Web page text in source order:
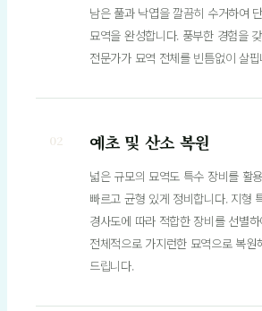
남은 풀과 낙엽을 깔끔히 수거하여
묘역을 완성합니다. 풍부한 경험을
전문가가 묘역 전체를 빈틈없이 살
02 예초 및 산소 복원
넓은 규모의 묘역도 특수 장비를 활
빠르고 균형 있게 정비합니다. 지형
경사도에 따라 적합한 장비를 선별하
전체적으로 가지런한 묘역으로 복원
드립니다.